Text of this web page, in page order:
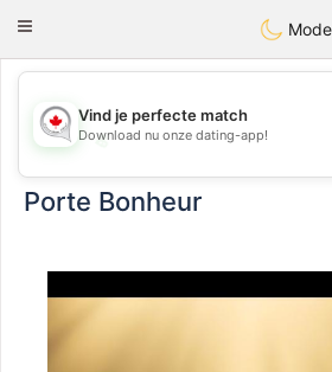
CANADIAN
Toggle
Mode
💖
Vind je perfecte match
Download nu onze dating-app!
Porte Bonheur